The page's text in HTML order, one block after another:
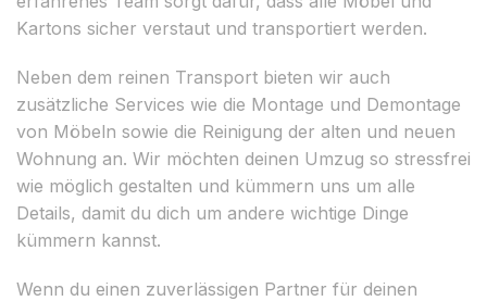
Kartons sicher verstaut und transportiert werden.
Neben dem reinen Transport bieten wir auch
zusätzliche Services wie die Montage und Demontage
von Möbeln sowie die Reinigung der alten und neuen
Wohnung an. Wir möchten deinen Umzug so stressfrei
wie möglich gestalten und kümmern uns um alle
Details, damit du dich um andere wichtige Dinge
kümmern kannst.
Wenn du einen zuverlässigen Partner für deinen